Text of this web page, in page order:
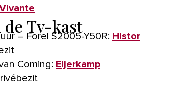
de Tv-kast
– Forel S2005-Y50R: Histor
Coming: Eijerkamp